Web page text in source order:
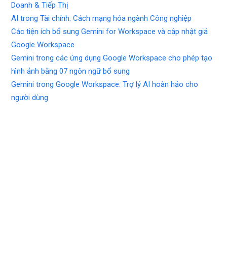
Doanh & Tiếp Thị
AI trong Tài chính: Cách mạng hóa ngành Công nghiệp
Các tiện ích bổ sung Gemini for Workspace và cập nhật giá
Google Workspace
Gemini trong các ứng dụng Google Workspace cho phép tạo
hình ảnh bằng 07 ngôn ngữ bổ sung
Gemini trong Google Workspace: Trợ lý AI hoàn hảo cho
người dùng